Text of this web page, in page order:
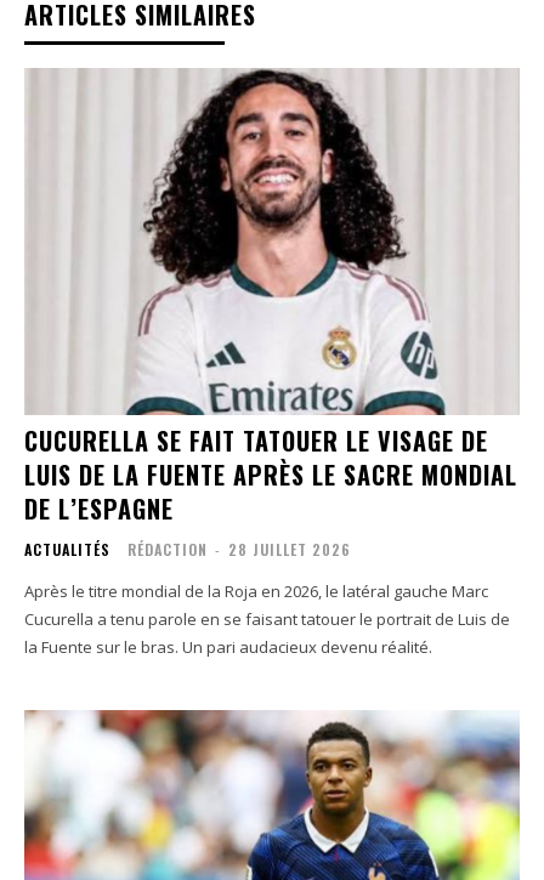
ARTICLES SIMILAIRES
CUCURELLA SE FAIT TATOUER LE VISAGE DE
LUIS DE LA FUENTE APRÈS LE SACRE MONDIAL
DE L’ESPAGNE
ACTUALITÉS RÉDACTION - 28 JUILLET 2026
Après le titre mondial de la Roja en 2026, le latéral gauche Marc
Cucurella a tenu parole en se faisant tatouer le portrait de Luis de
la Fuente sur le bras. Un pari audacieux devenu réalité.